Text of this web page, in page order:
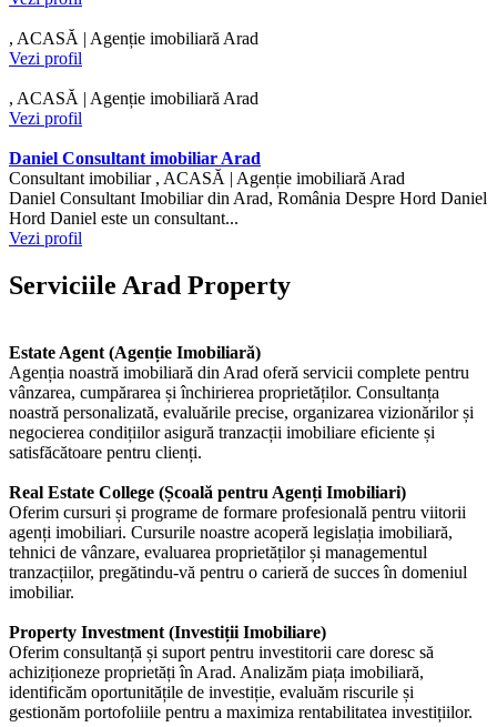
, ACASĂ | Agenție imobiliară Arad
Vezi profil
, ACASĂ | Agenție imobiliară Arad
Vezi profil
Daniel Consultant imobiliar Arad
Consultant imobiliar , ACASĂ | Agenție imobiliară Arad
Daniel Consultant Imobiliar din Arad, România Despre Hord Daniel
Hord Daniel este un consultant...
Vezi profil
Serviciile Arad Property
Estate Agent (Agenție Imobiliară)
Agenția noastră imobiliară din Arad oferă servicii complete pentru
vânzarea, cumpărarea și închirierea proprietăților. Consultanța
noastră personalizată, evaluările precise, organizarea vizionărilor și
negocierea condițiilor asigură tranzacții imobiliare eficiente și
satisfăcătoare pentru clienți.
Real Estate College (Școală pentru Agenți Imobiliari)
Oferim cursuri și programe de formare profesională pentru viitorii
agenți imobiliari. Cursurile noastre acoperă legislația imobiliară,
tehnici de vânzare, evaluarea proprietăților și managementul
tranzacțiilor, pregătindu-vă pentru o carieră de succes în domeniul
imobiliar.
Property Investment (Investiții Imobiliare)
Oferim consultanță și suport pentru investitorii care doresc să
achiziționeze proprietăți în Arad. Analizăm piața imobiliară,
identificăm oportunitățile de investiție, evaluăm riscurile și
gestionăm portofoliile pentru a maximiza rentabilitatea investițiilor.